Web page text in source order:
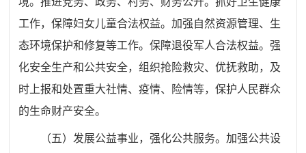
工作，保障妇女儿童合法权益。加强自然资源管理、生
态环境保护和修复等工作。保障退役军人合法权益。强
化安全生产和公共安全，组织抢险救灾、优抚救助，及
时上报和处置重大社情、疫情、险情等，保护人民群众
的生命财产安全。
（五）发展公益事业，强化公共服务。加强公共设